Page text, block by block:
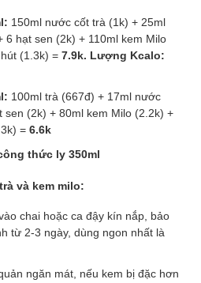
150ml nước cốt trà (1k) + 25ml
hạt sen (2k) + 110ml kem Milo
(1.3k) = 7.9k. Lượng Kcalo:
100ml trà (667đ) + 17ml nước
(2k) + 80ml kem Milo (2.2k) +
= 6.6k
thức ly 350ml
và kem milo:
chai hoặc ca đậy kín nắp, bảo
từ 2-3 ngày, dùng ngon nhất là
ngăn mát, nếu kem bị đặc hơn